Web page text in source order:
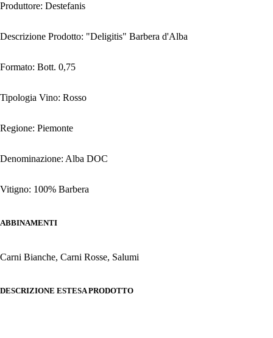
Produttore: Destefanis
Descrizione Prodotto: "Deligitis" Barbera d'Alba
Formato: Bott. 0,75
Tipologia Vino: Rosso
Regione: Piemonte
Denominazione: Alba DOC
Vitigno: 100% Barbera
ABBINAMENTI
Carni Bianche, Carni Rosse, Salumi
DESCRIZIONE ESTESA PRODOTTO